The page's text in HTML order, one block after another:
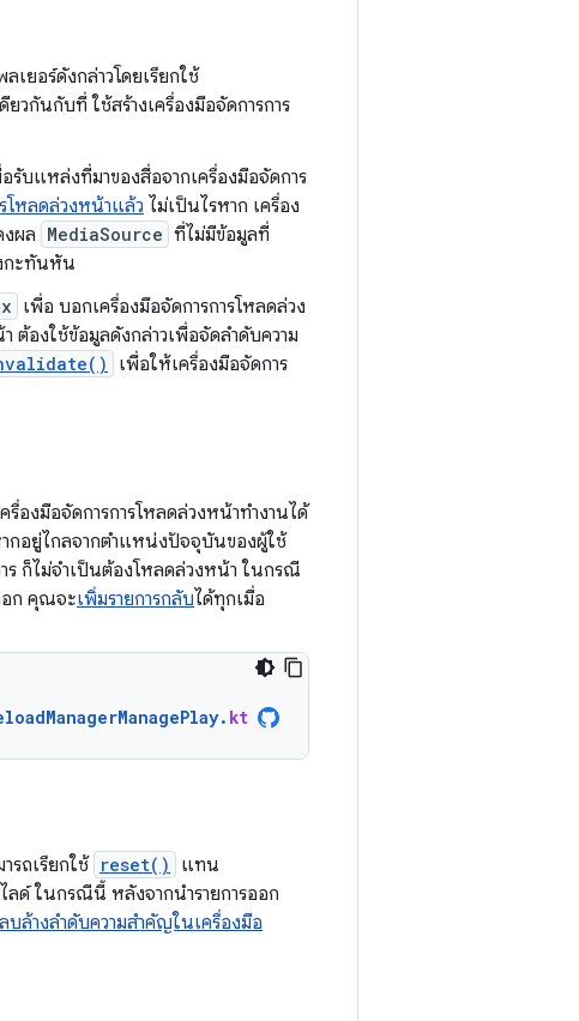
ยอร์ดังกล่าวโดยเรียกใช้
ยวกันกับที่ ใช้สร้างเครื่องมือจัดการการ
รับแหล่งที่มาของสื่อจากเครื่องมือจัดการ
โหลดล่วงหน้าแล้ว ไม่เป็นไรหาก เครื่อง
ผล MediaSource ที่ไม่มีข้อมูลที่
กะทันหัน
เพื่อ บอกเครื่องมือจัดการการโหลดล่วง
ต้องใช้ข้อมูลดังกล่าวเพื่อจัดลําดับความ
เพื่อให้เครื่องมือจัดการ
องมือจัดการการโหลดล่วงหน้าทำงานได้
กอยู่ไกลจากตำแหน่งปัจจุบันของผู้ใช้
ร ก็ไม่จำเป็นต้องโหลดล่วงหน้า ในกรณี
อก คุณจะเพิ่มรายการกลับได้ทุกเมื่อ
. kt
รถเรียกใช้ reset() แทน
ด์ ในกรณีนี้ หลังจากนำรายการออก
ลบล้างลำดับความสำคัญในเครื่องมือ